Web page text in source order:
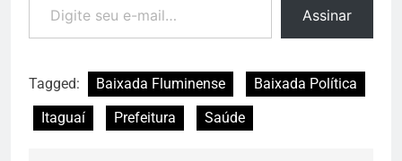
Assinar
Tagged: Baixada Fluminense
Baixada Política
Itaguaí
Prefeitura Saúde